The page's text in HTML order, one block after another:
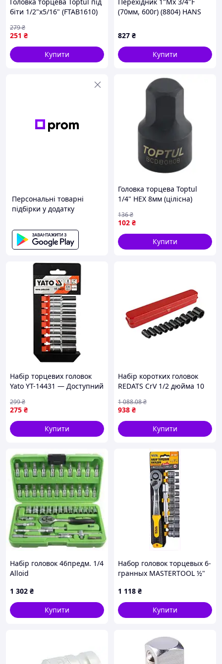
біти 1/2"х5/16" (FTAB1610)
251 ₴
279₴
Купити
(70мм, 600г) (8804) HANS
827 ₴
Купити
Персональні товарні
підбірки у додатку
Головка торцева Toptul
1/4" HEX 8мм (цілісна)
102 ₴
136₴
Купити
Набір торцевих головок
Yato YT-14431 — Доступний
275 ₴
299₴
Купити
Набір коротких головок
REDATS CrV 1/2 дюйма 10
монтажу
938 ₴
1 088.08₴
Купити
Набір головок 46предм. 1/4
Alloid
1 302 ₴
Купити
Набор головок торцевых 6-
гранных MASTERTOOL ½"
зубца удлинитель CrV 12
шт 7, 3B46B468E4
1 118 ₴
Купити